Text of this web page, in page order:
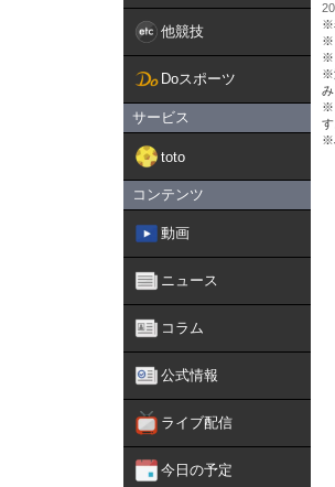
他競技
Doスポーツ
サービス
toto
コンテンツ
動画
ニュース
コラム
公式情報
ライブ配信
今日の予定
※
※
※
※
み
※
す